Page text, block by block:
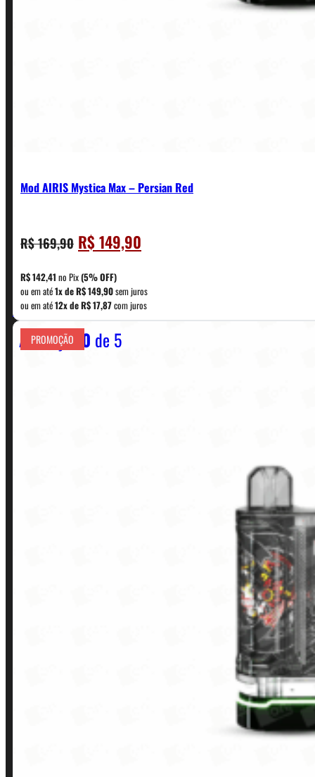
Mod AIRIS Mystica Max – Persian Red
R$169,90 O
preço
original
era:
R$ 169,90.
R$149,90
preço
é:
R$ 149,90.
R$142,41 no Pix(5% OFF)
ou em até1x deR$149,90sem juros
ou em até12x deR$17,87com juros
Avaliação 0 de 5
PROMOÇÃO
CONTATO
WhatsApp: (11) 5229-0120